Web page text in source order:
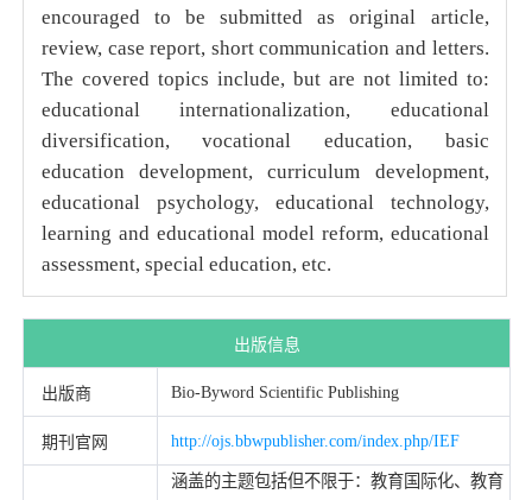
encouraged to be submitted as original article,
review, case report, short communication and letters.
The covered topics include, but are not limited to:
educational internationalization, educational
diversification, vocational education, basic
education development, curriculum development,
educational psychology, educational technology,
learning and educational model reform, educational
assessment, special education, etc.
出版信息
出版商 Bio-Byword Scientific Publishing
期刊官网 http://ojs.bbwpublisher.com/index.php/IEF
涵盖的主题包括但不限于：教育国际化、教育